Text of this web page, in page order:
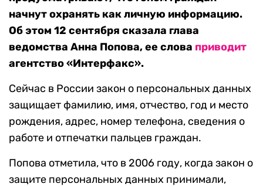
начнут охранять как личную информацию.
Об этом 12 сентября сказала глава
ведомства Анна Попова, ее слова приводит
агентство «Интерфакс».
Сейчас в России закон о персональных данных
защищает фамилию, имя, отчество, год и место
рождения, адрес, номер телефона, сведения о
работе и отпечатки пальцев граждан.
Попова отметила, что в 2006 году, когда закон о
защите персональных данных принимали,